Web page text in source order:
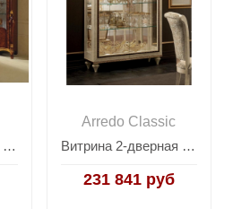
Витрина 2-дверная Arredo Classic Donatello
Arredo Classic
Витрина 2-дверная Arredo Classic Fantasia
231 841 руб